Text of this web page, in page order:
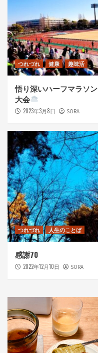
つれづれ 健康 趣味活
悟り深いハーフマラソン
大会
2023年3月8日 SORA
つれづれ 人生のことば
感謝70
2022年12月10日 SORA